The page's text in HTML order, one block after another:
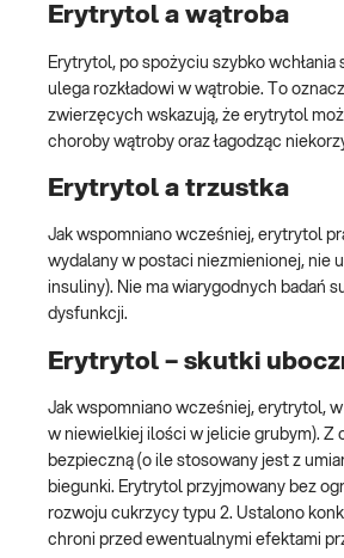
Erytrytol a wątroba
Erytrytol, po spożyciu szybko
ulega rozkładowi w wątrobie. To
zwierzęcych wskazują, że erytrytol
choroby wątroby oraz łagodząc
Erytrytol a trzustka
Jak wspomniano wcześniej, erytrytol
wydalany w postaci niezmienionej, nie
insuliny). Nie ma wiarygodnych badań
dysfunkcji.
Erytrytol – skutki
Jak wspomniano wcześniej, erytrytol,
w niewielkiej ilości w jelicie grubym). Z
bezpieczną (o ile stosowany jest z
biegunki. Erytrytol przyjmowany bez
rozwoju cukrzycy typu 2. Ustalono
chroni przed ewentualnymi efektami